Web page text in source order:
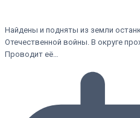
Найдены и подняты из земли
Отечественной войны. В округе
Проводит её…